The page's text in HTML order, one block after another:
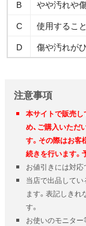
B
やや汚れや
C
使用するこ
D
傷や汚れが
注意事項
本サイトで販売し
め、ご購入いただ
す。その際はお客
続きを行います。
お値引きには対応
当店で出品してい
ます。表記しきれ
す。
お使いのモニター